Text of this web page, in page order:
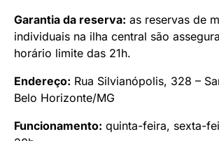
Garantia da reserva: as reservas de
individuais na ilha central são
horário limite das 21h.
Endereço: Rua Silvianópolis, 328 –
Belo Horizonte/MG
Funcionamento: quinta-feira, sexta-